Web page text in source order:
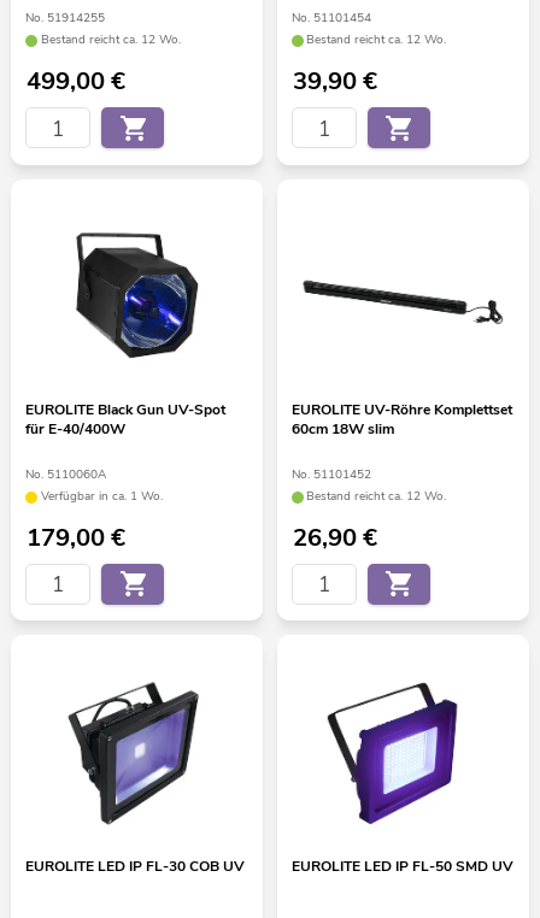
No. 51914255
Bestand reicht ca. 12 Wo.
499,00€
No. 51101454
Bestand reicht ca. 12 Wo.
39,90€
EUROLITE Black Gun UV-Spot
für E-40/400W
No. 5110060A
Verfügbar in ca. 1 Wo.
179,00€
EUROLITE UV-Röhre Komplettset
60cm 18W slim
No. 51101452
Bestand reicht ca. 12 Wo.
26,90€
EUROLITE LED IP FL-30 COB UV EUROLITE LED IP FL-50 SMD UV